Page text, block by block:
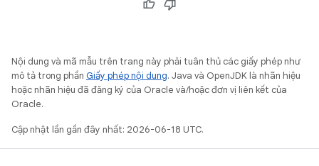
Nội dung và mã mẫu trên trang này phải tuân thủ các giấy phép như
mô tả trong phần Giấy phép nội dung. Java và OpenJDK là nhãn hiệu
hoặc nhãn hiệu đã đăng ký của Oracle và/hoặc đơn vị liên kết của
Oracle.
Cập nhật lần gần đây nhất: 2026-06-18 UTC.